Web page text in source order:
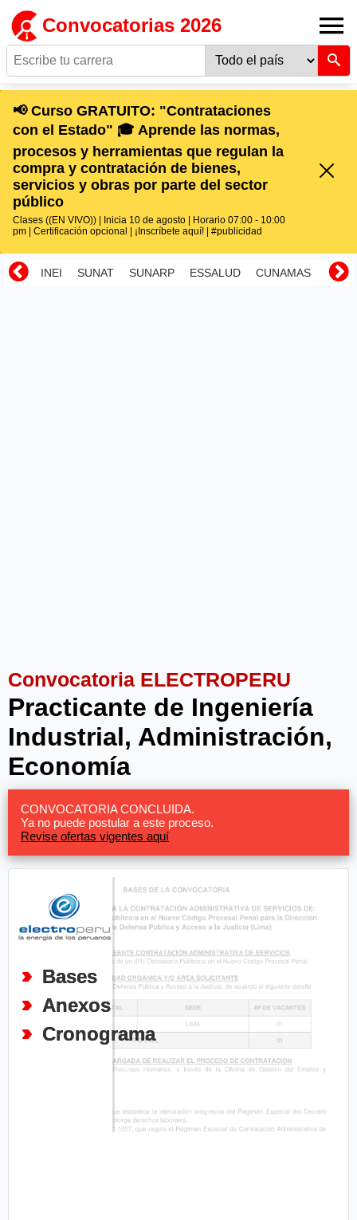
Convocatorias 2026
📢 Curso GRATUITO: "Contrataciones
con el Estado" 🎓 Aprende las normas,
procesos y herramientas que regulan la
compra y contratación de bienes,
servicios y obras por parte del sector
público
Clases ((EN VIVO)) | Inicia 10 de agosto | Horario 07:00 - 10:00
pm | Certificación opcional | ¡Inscríbete aquí! | #publicidad
INEI SUNAT SUNARP ESSALUD CUNAMAS
Convocatoria ELECTROPERU
Practicante de Ingeniería
Industrial, Administración,
Economía
CONVOCATORIA CONCLUIDA.
Ya no puede postular a este proceso.
Revise ofertas vigentes aquí
Bases
Anexos
Cronograma